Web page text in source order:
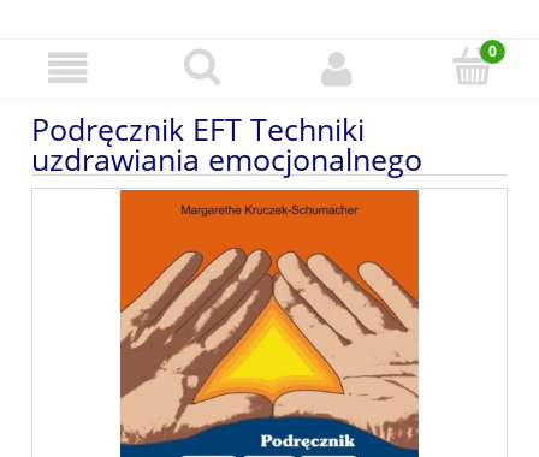
Podręcznik EFT Techniki
uzdrawiania emocjonalnego